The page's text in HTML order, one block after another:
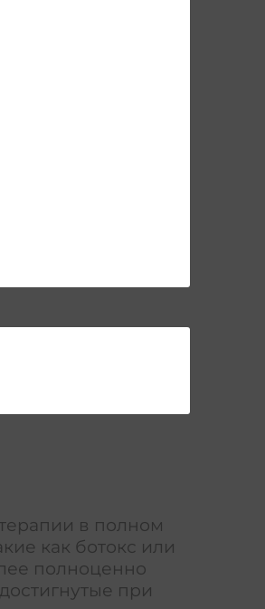
в полном
как ботокс или
полноценно
при